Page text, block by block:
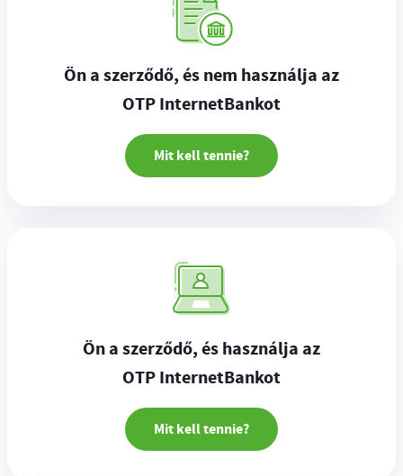
Ön a szerződő, és nem használja az
OTP InternetBankot
Mit kell tennie?
Ön a szerződő, és használja az
OTP InternetBankot
Mit kell tennie?